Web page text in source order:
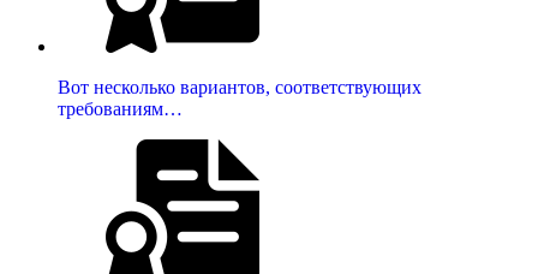
Вот несколько вариантов, соответствующих
требованиям…